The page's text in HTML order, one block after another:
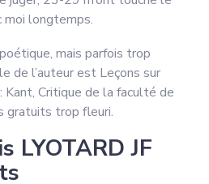
longtemps.
mais parfois trop
de l’auteur est Leçons sur
Kant, Critique de la faculté de
gratuits trop fleuri.
LYOTARD JF